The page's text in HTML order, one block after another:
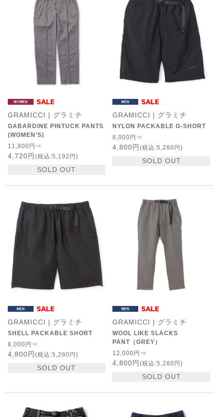
GRAMICCI | グラミチ
GABARDINE PINTUCK PANTS
(WOMEN’S)
11,800円⇒
4,720円(税込:5,192円)
SOLD OUT
GRAMICCI | グラミチ
NYLON PACKABLE G-SHORT
8,000円⇒
4,800円(税込:5,280円)
SOLD OUT
GRAMICCI | グラミチ
SHELL PACKABLE SHORT
8,000円⇒
4,800円(税込:5,280円)
SOLD OUT
GRAMICCI | グラミチ
WOOL LIKE SLACKS
PANT（GREY）
12,000円⇒
4,800円(税込:5,280円)
SOLD OUT